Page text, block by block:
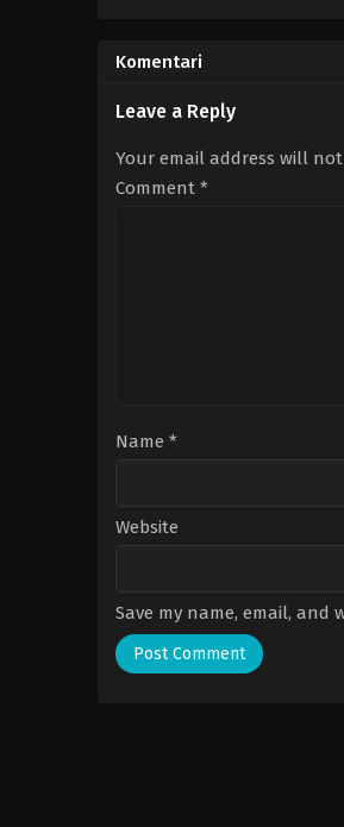
04-
16
Takahata
Komentari
Leave a Reply
Your email address will
Comment *
Name *
Website
Save my name, email,